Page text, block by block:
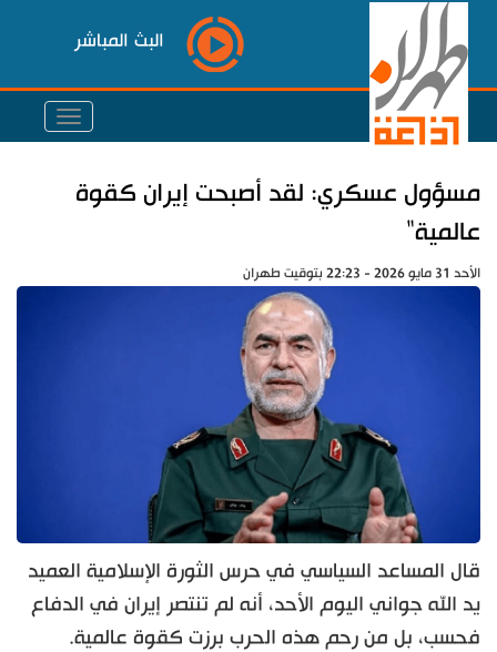
البث المباشر
مسؤول عسكري: لقد أصبحت إيران كقوة
عالمية"
الأحد 31 مايو 2026 - 22:23 بتوقيت طهران
قال المساعد السياسي في حرس الثورة الإسلامية العميد
يد الله جواني اليوم الأحد، أنه لم تنتصر إيران في الدفاع
فحسب، بل من رحم هذه الحرب برزت كقوة عالمية.